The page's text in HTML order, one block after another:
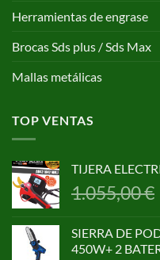
Herramientas de engrase
Brocas Sds plus / Sds Max
Mallas metálicas
TOP VENTAS
TIJERA
1.055,00€
SIERRA DE
450W+ 2